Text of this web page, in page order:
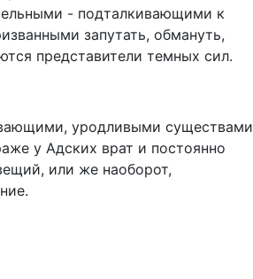
- подталкивающими к
запутать, обмануть,
представители темных сил.
уродливыми существами
у Адских врат и постоянно
или же наоборот,